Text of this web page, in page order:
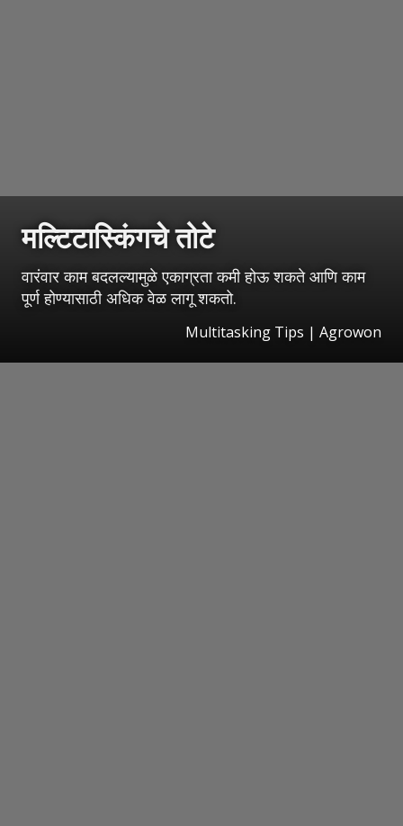
मल्टिटास्किंगचे तोटे
वारंवार काम बदलल्यामुळे एकाग्रता कमी होऊ शकते आणि काम
पूर्ण होण्यासाठी अधिक वेळ लागू शकतो.
Multitasking Tips | Agrowon